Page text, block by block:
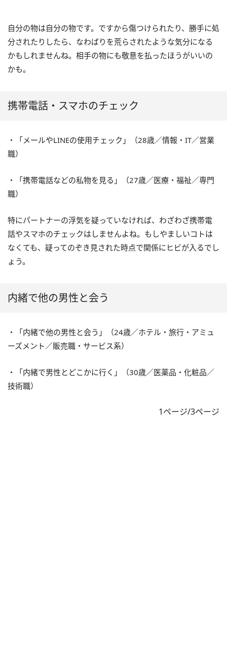
自分の物は自分の物です。ですから傷つけられたり、勝手に処
分されたりしたら、なわばりを荒らされたような気分になる
かもしれませんね。相手の物にも敬意を払ったほうがいいの
かも。
携帯電話・スマホのチェック
・「メールやLINEの使用チェック」（28歳／情報・IT／営業
職）
・「携帯電話などの私物を見る」（27歳／医療・福祉／専門
職）
特にパートナーの浮気を疑っていなければ、わざわざ携帯電
話やスマホのチェックはしませんよね。もしやましいコトは
なくても、疑ってのぞき見された時点で関係にヒビが入るでし
ょう。
内緒で他の男性と会う
・「内緒で他の男性と会う」（24歳／ホテル・旅行・アミュ
ーズメント／販売職・サービス系）
・「内緒で男性とどこかに行く」（30歳／医薬品・化粧品／
技術職）
1ページ/3ページ